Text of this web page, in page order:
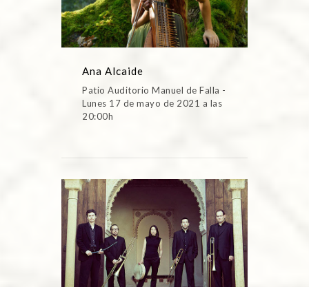
Ana Alcaide
Patio Auditorio Manuel de Falla -
Lunes 17 de mayo de 2021 a las
20:00h